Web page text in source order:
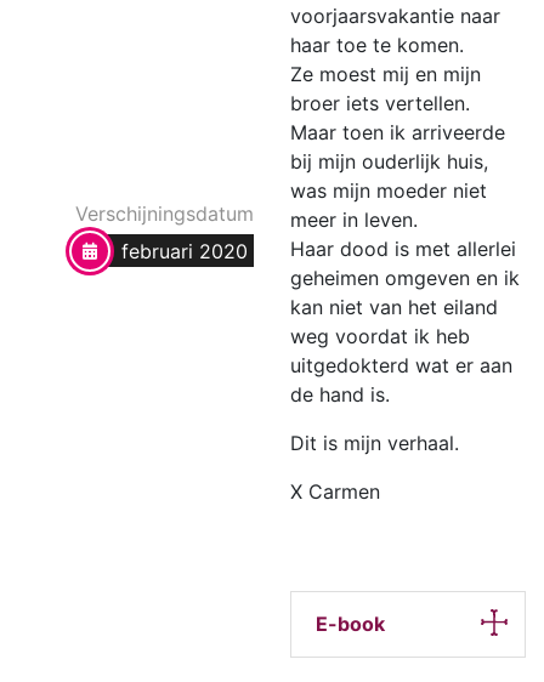
Verschijningsdatum
februari 2020
voorjaarsvakantie naar
haar toe te komen.
Ze moest mij en mijn
broer iets vertellen.
Maar toen ik arriveerde
bij mijn ouderlijk huis,
was mijn moeder niet
meer in leven.
Haar dood is met allerlei
geheimen omgeven en ik
kan niet van het eiland
weg voordat ik heb
uitgedokterd wat er aan
de hand is.
Dit is mijn verhaal.
X Carmen
E-book